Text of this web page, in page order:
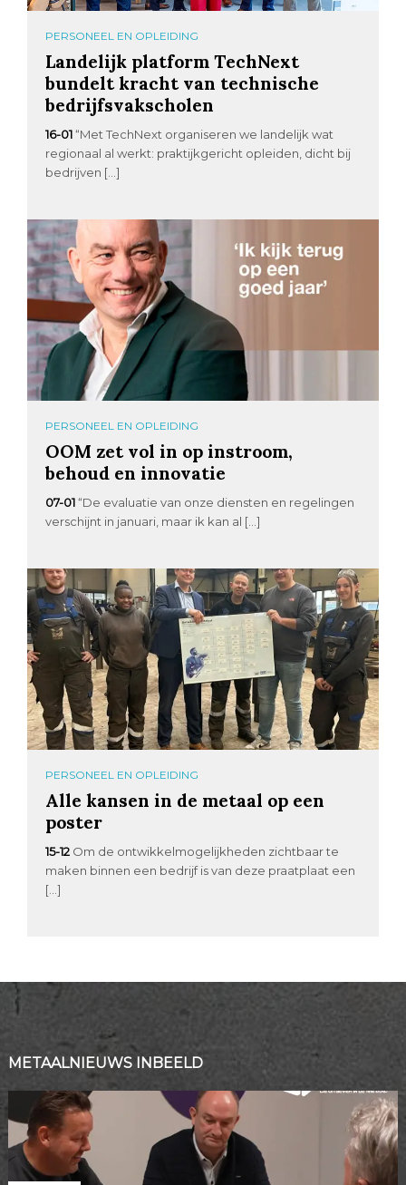
PERSONEEL EN OPLEIDING
Landelijk platform TechNext
bundelt kracht van technische
bedrijfsvakscholen
16-01 “Met TechNext organiseren we landelijk wat
regionaal al werkt: praktijkgericht opleiden, dicht bij
bedrijven […]
PERSONEEL EN OPLEIDING
OOM zet vol in op instroom,
behoud en innovatie
07-01 “De evaluatie van onze diensten en regelingen
verschijnt in januari, maar ik kan al […]
PERSONEEL EN OPLEIDING
Alle kansen in de metaal op een
poster
15-12 Om de ontwikkelmogelijkheden zichtbaar te
maken binnen een bedrijf is van deze praatplaat een
[…]
METAALNIEUWS INBEELD